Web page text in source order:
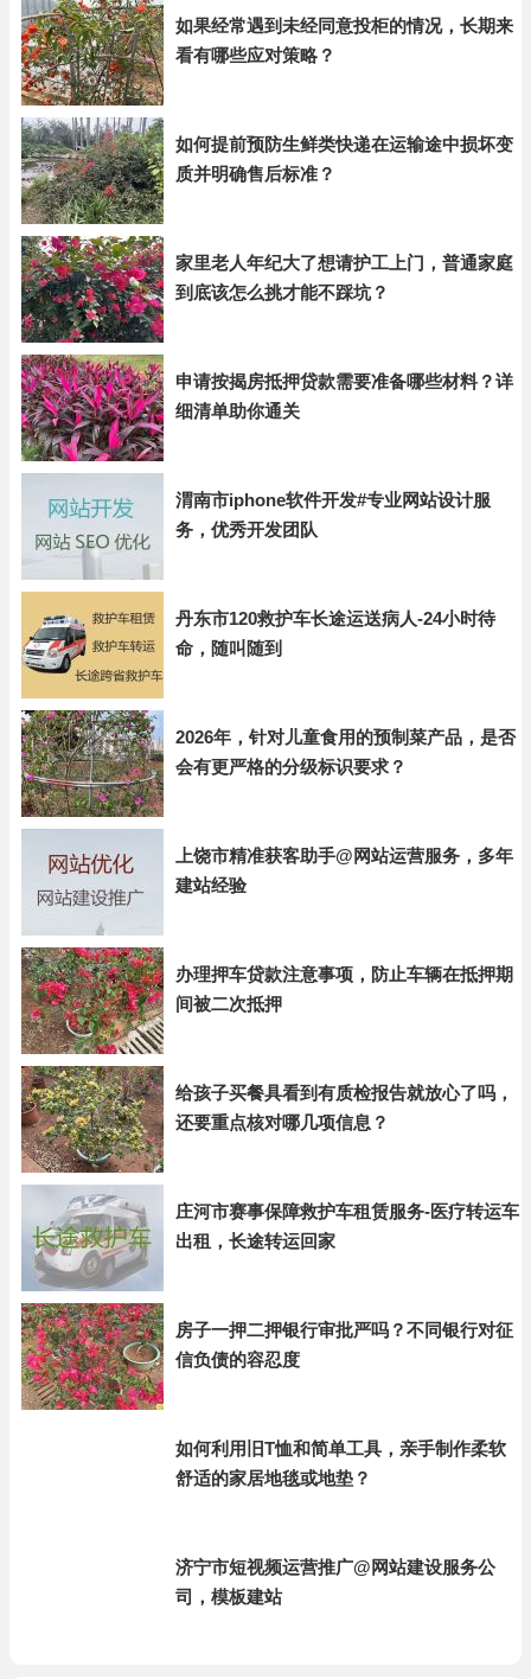
如果经常遇到未经同意投柜的情况，长期来
看有哪些应对策略？
如何提前预防生鲜类快递在运输途中损坏变
质并明确售后标准？
家里老人年纪大了想请护工上门，普通家庭
到底该怎么挑才能不踩坑？
申请按揭房抵押贷款需要准备哪些材料？详
细清单助你通关
渭南市iphone软件开发#专业网站设计服
务，优秀开发团队
丹东市120救护车长途运送病人-24小时待
命，随叫随到
2026年，针对儿童食用的预制菜产品，是否
会有更严格的分级标识要求？
上饶市精准获客助手@网站运营服务，多年
建站经验
办理押车贷款注意事项，防止车辆在抵押期
间被二次抵押
给孩子买餐具看到有质检报告就放心了吗，
还要重点核对哪几项信息？
庄河市赛事保障救护车租赁服务-医疗转运车
出租，长途转运回家
房子一押二押银行审批严吗？不同银行对征
信负债的容忍度
如何利用旧T恤和简单工具，亲手制作柔软
舒适的家居地毯或地垫？
济宁市短视频运营推广@网站建设服务公
司，模板建站